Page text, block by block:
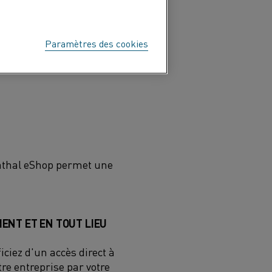
eShop permet une
ET EN TOUT LIEU
d'un accès direct à
entreprise par votre
Paramètres des cookies